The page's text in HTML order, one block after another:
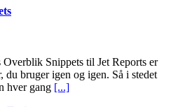
Overblik Snippets til Jet Reports er
du bruger igen og igen. Så i stedet
hver gang [...]